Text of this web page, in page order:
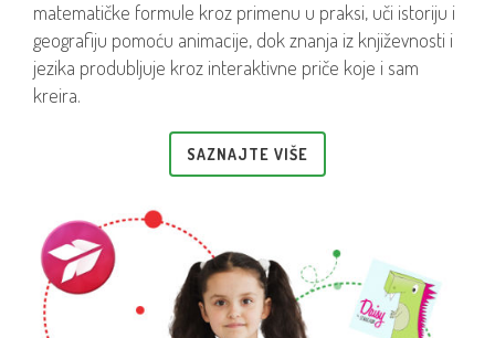
matematičke formule kroz primenu u praksi, uči istoriju i
geografiju pomoću animacije, dok znanja iz književnosti i
jezika produbljuje kroz interaktivne priče koje i sam
kreira.
SAZNAJTE VIŠE